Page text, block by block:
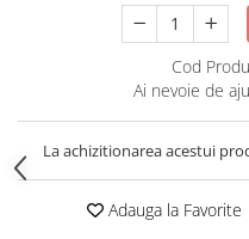
Clairefontaine
Lyra
Cod
Ai nevoie de
La achizitionarea acestui
Adauga la Favorite